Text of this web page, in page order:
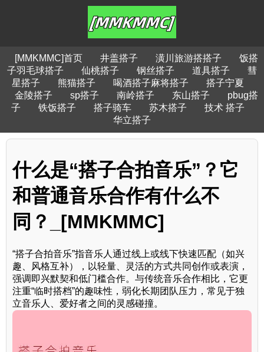
[MMKMMC]首页 井盖搭子 潢川旅游搭搭子
饭搭
子羽毛球搭子
仙桃搭子 钢丝搭子 道具搭子
彗
星搭子
熊猫搭子 喝酒搭子麻将搭子
搭子宁夏
金陵搭子
sp搭子 南岭搭子 东山搭子
pbug搭
子
铁饭搭子 搭子骑车 苏木搭子
技术 搭子
华立搭子
什么是“搭子合拍音乐”？它
和普通音乐合作有什么不
同？_[MMKMMC]
“搭子合拍音乐”指音乐人通过线上或线下快速匹配（如兴
趣、风格互补），以轻量、灵活的方式共同创作或表演，
强调即兴默契和低门槛合作。与传统音乐合作相比，它更
注重“临时搭档”的趣味性，弱化长期团队压力，常见于独
立音乐人、爱好者之间的灵感碰撞。